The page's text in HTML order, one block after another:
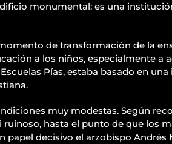
monumental: es una
de transformación de la
a los niños, especialmente
Pías, estaba basado en
muy modestas. Según
hasta el punto de que los
decisivo el arzobispo